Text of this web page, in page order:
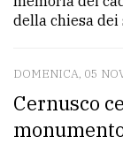
della chiesa dei
DOMENICA, 05
Cernusco